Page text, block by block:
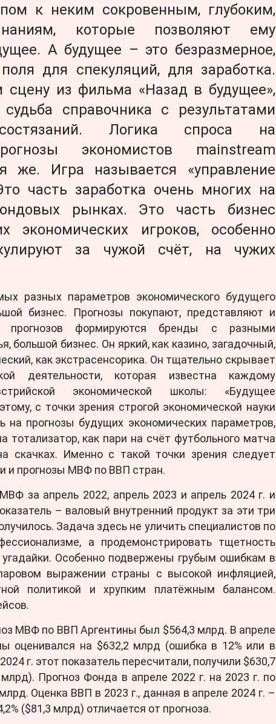
к неким сокровенным, глубоким,
которые позволяют ему
А будущее – это безразмерное,
для спекуляций, для заработка.
из фильма «Назад в будущее»,
справочника с результатами
Логика спроса на
экономистов mainstream
же. Игра называется «управление
часть заработка очень многих на
рынках. Это часть бизнес
экономических игроков, особенно
за чужой счёт, на чужих
разных параметров экономического будущего
бизнес. Прогнозы покупают, представляют и
прогнозов формируются бренды с разными
большой бизнес. Он яркий, как казино, загадочный,
как экстрасенсорика. Он тщательно скрывает
деятельности, которая известна каждому
экономической школы: «Будущее
с точки зрения строгой экономической науки
прогнозы будущих экономических параметров,
тотализатор, как пари на счёт футбольного матча
скачках. Именно с такой точки зрения следует
и прогнозы МВФ по ВВП стран.
за апрель 2022, апрель 2023 и апрель 2024 г. и
– валовый внутренний продукт за эти три
Задача здесь не уличить специалистов по
а продемонстрировать тщетность
Особенно подвержены грубым ошибкам в
выражении страны с высокой инфляцией,
политикой и хрупким платёжным балансом.
МВФ по ВВП Аргентины был $564,3 млрд. В апреле
оценивался на $632,2 млрд (ошибка в 12% или в
г. этот показатель пересчитали, получили $630,7
Прогноз Фонда в апреле 2022 г. на 2023 г. по
Оценка ВВП в 2023 г., данная в апреле 2024 г. –
($81,3 млрд) отличается от прогноза.